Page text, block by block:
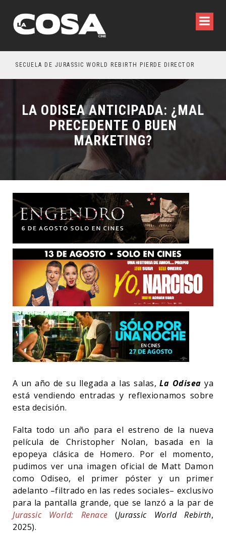
SECUELA DE JURASSIC WORLD REBIRTH PIERDE DIRECTOR
LA ODISEA ANTICIPADA: ¿MAL
PRECEDENTE O BUEN
MARKETING?
A un año de su llegada a las salas,La Odisea ya
está vendiendo entradas y reflexionamos sobre
esta decisión.
Falta todo un año para el estreno de la nueva
película de Christopher Nolan, basada en la
epopeya clásica de Homero. Por el momento,
pudimos ver una imagen oficial de Matt Damon
como Odiseo, el primer póster y un primer
adelanto –filtrado en las redes sociales– exclusivo
para la pantalla grande, que se lanzó a la par de
Jurassic World: Renace (Jurassic World Rebirth,
2025).